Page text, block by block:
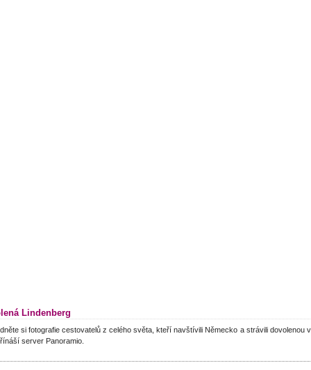
Lindenberg
si fotografie cestovatelů z celého světa, kteří navštívili Německo a strávili dovolenou
server Panoramio.